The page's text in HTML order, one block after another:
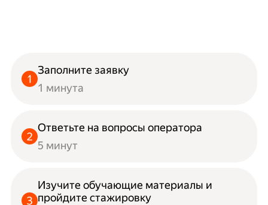
Заполните заявку
1 минута
Ответьте на вопросы оператора
5 минут
Изучите обучающие материалы и
пройдите стажировку